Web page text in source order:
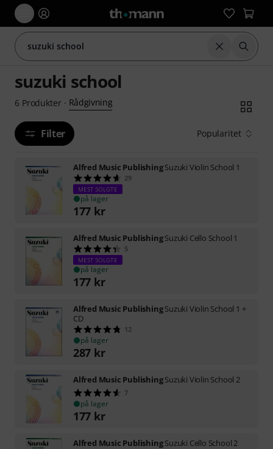
NulstilStart
suzuki school
6 Produkter· Rådgivning
Filter Popularitet
Alfred Music PublishingSuzuki Violin School 1
29
MEST SOLGTE
på lager
177 kr
Alfred Music PublishingSuzuki Cello School 1
5
MEST SOLGTE
på lager
177 kr
Alfred Music PublishingSuzuki Violin School 1 +
CD
12
på lager
287 kr
Alfred Music PublishingSuzuki Violin School 2
7
på lager
177 kr
Alfred Music PublishingSuzuki Cello School 2